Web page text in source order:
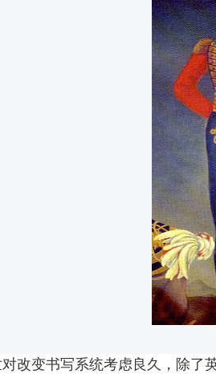
改变书写系统考虑良久，除了